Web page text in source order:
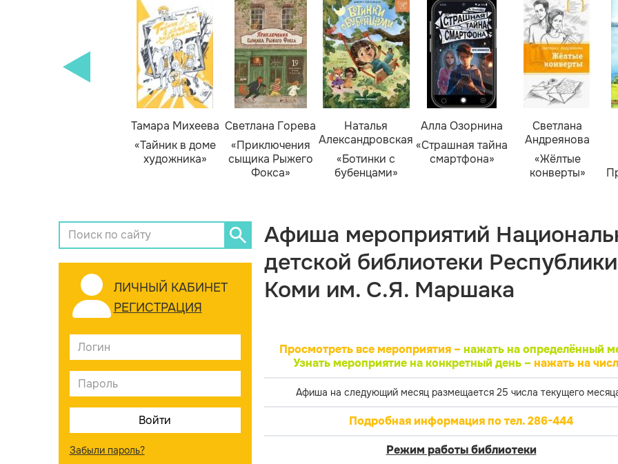
Тамара Михеева
«Тайник в доме
художника»
Светлана Горева
«Приключения
сыщика Рыжего
Фокса»
Наталья
Александровская
«Ботинки с
бубенцами»
Алла Озорнина
«Страшная тайна
смартфона»
Светлана
Андреянова
«Жёлтые
конверты»
ЛИЧНЫЙ КАБИНЕТ
РЕГИСТРАЦИЯ
Забыли пароль?
Афиша мероприятий
детской библиотеки Республики
Коми им. С.Я. Маршака
Просмотреть все мероприятия – нажать на определённый
Узнать мероприятие на конкретный день –нажать на
Афиша на следующий месяц размещается 25 числа текущего
Подробная информация по тел. 286-444
Режим работы библиотеки